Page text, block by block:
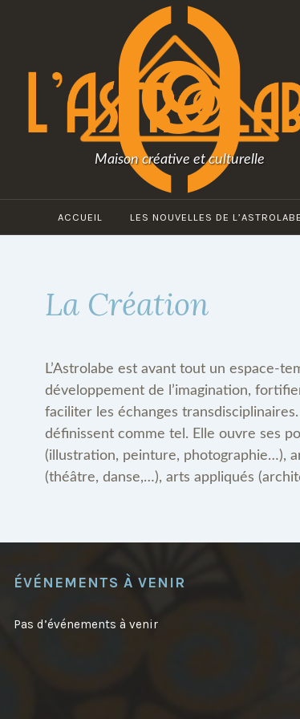
Maison créative et culturelle
ACCUEIL LES NOUVELLES DE L’ASTROLABE
La Création
L’Astrolabe est avant tout un espace-
développement de l’imagination,
faciliter les échanges
définissent comme tel. Elle ouvre ses
(illustration, peinture, photographie…),
(théâtre, danse,…), arts appliqués
ÉVÉNEMENTS À VENIR
Pas d’événements à venir